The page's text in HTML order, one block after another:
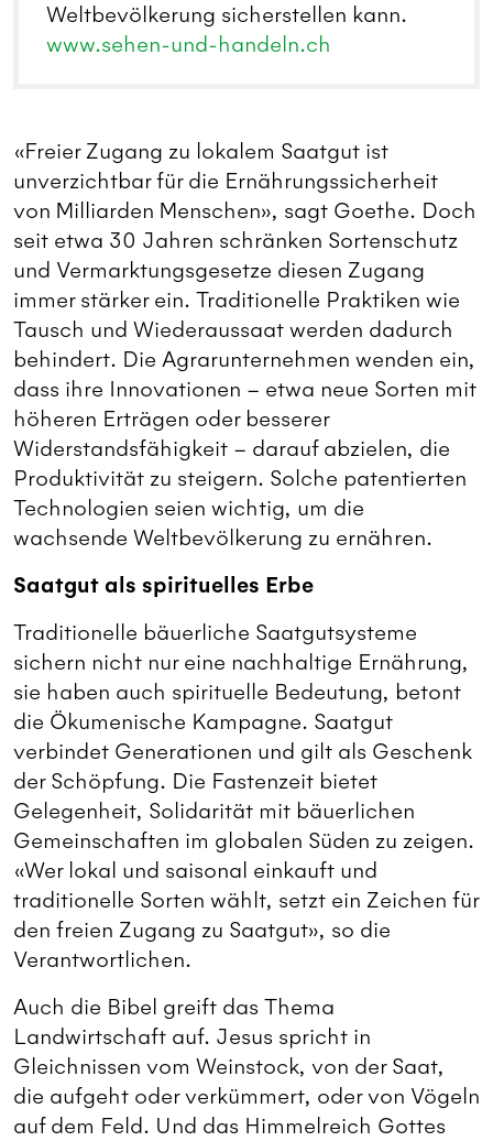
Weltbevölkerung sicherstellen kann.
www.sehen-und-handeln.ch
«Freier Zugang zu lokalem Saatgut ist
unverzichtbar für die Ernährungssicherheit
von Milliarden Menschen», sagt Goethe. Doch
seit etwa 30 Jahren schränken Sortenschutz
und Vermarktungsgesetze diesen Zugang
immer stärker ein. Traditionelle Praktiken wie
Tausch und Wiederaussaat werden dadurch
behindert. Die Agrarunternehmen wenden ein,
dass ihre Innovationen – etwa neue Sorten mit
höheren Erträgen oder besserer
Widerstandsfähigkeit – darauf abzielen, die
Produktivität zu steigern. Solche patentierten
Technologien seien wichtig, um die
wachsende Weltbevölkerung zu ernähren.
Saatgut als spirituelles Erbe
Traditionelle bäuerliche Saatgutsysteme
sichern nicht nur eine nachhaltige Ernährung,
sie haben auch spirituelle Bedeutung, betont
die Ökumenische Kampagne. Saatgut
verbindet Generationen und gilt als Geschenk
der Schöpfung. Die Fastenzeit bietet
Gelegenheit, Solidarität mit bäuerlichen
Gemeinschaften im globalen Süden zu zeigen.
«Wer lokal und saisonal einkauft und
traditionelle Sorten wählt, setzt ein Zeichen für
den freien Zugang zu Saatgut», so die
Verantwortlichen.
Auch die Bibel greift das Thema
Landwirtschaft auf. Jesus spricht in
Gleichnissen vom Weinstock, von der Saat,
die aufgeht oder verkümmert, oder von Vögeln
auf dem Feld. Und das Himmelreich Gottes